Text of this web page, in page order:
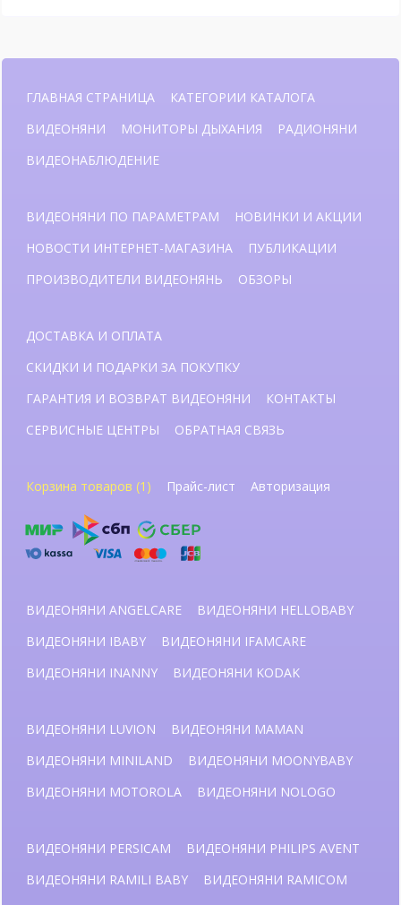
ГЛАВНАЯ СТРАНИЦА
КАТЕГОРИИ КАТАЛОГА
ВИДЕОНЯНИ
МОНИТОРЫ ДЫХАНИЯ
РАДИОНЯНИ
ВИДЕОНАБЛЮДЕНИЕ
ВИДЕОНЯНИ ПО ПАРАМЕТРАМ
НОВИНКИ И АКЦИИ
НОВОСТИ ИНТЕРНЕТ-МАГАЗИНА
ПУБЛИКАЦИИ
ПРОИЗВОДИТЕЛИ ВИДЕОНЯНЬ
ОБЗОРЫ
ДОСТАВКА И ОПЛАТА
СКИДКИ И ПОДАРКИ ЗА ПОКУПКУ
ГАРАНТИЯ И ВОЗВРАТ ВИДЕОНЯНИ
КОНТАКТЫ
СЕРВИСНЫЕ ЦЕНТРЫ
ОБРАТНАЯ СВЯЗЬ
Корзина товаров (1) Прайс-лист Авторизация
ВИДЕОНЯНИ ANGELCARE
ВИДЕОНЯНИ HELLOBABY
ВИДЕОНЯНИ IBABY
ВИДЕОНЯНИ IFAMCARE
ВИДЕОНЯНИ INANNY
ВИДЕОНЯНИ KODAK
ВИДЕОНЯНИ LUVION
ВИДЕОНЯНИ MAMAN
ВИДЕОНЯНИ MINILAND
ВИДЕОНЯНИ MOONYBABY
ВИДЕОНЯНИ MOTOROLA
ВИДЕОНЯНИ NOLOGO
ВИДЕОНЯНИ PERSICAM
ВИДЕОНЯНИ PHILIPS AVENT
ВИДЕОНЯНИ RAMILI BABY
ВИДЕОНЯНИ RAMICOM